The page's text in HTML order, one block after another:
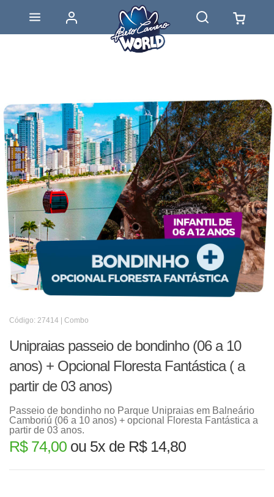
Código: 27414 | Combo
Unipraias passeio de bondinho (06 a 10
anos) + Opcional Floresta Fantástica ( a
partir de 03 anos)
Passeio de bondinho no Parque Unipraias em Balneário
Camboriú (06 a 10 anos) + opcional Floresta Fantástica a
partir de 03 anos.
R$ 74,00 ou 5x de R$ 14,80